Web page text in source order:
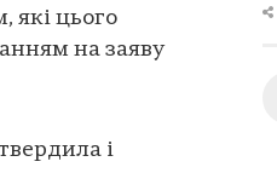
які цього
на заяву
і